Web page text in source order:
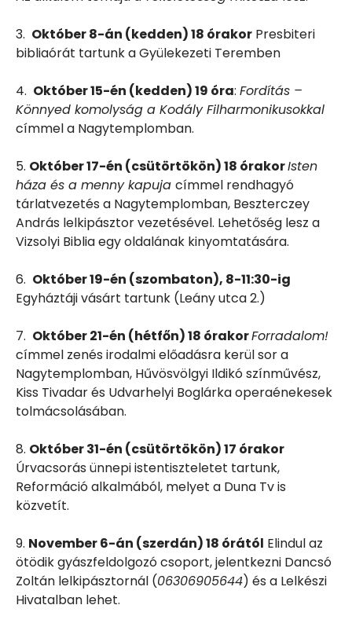
3. Október 8-án (kedden) 18 órakor Presbiteri
bibliaórát tartunk a Gyülekezeti Teremben
4. Október 15-én (kedden) 19 óra: Fordítás –
Könnyed komolyság a Kodály Filharmonikusokkal
címmel a Nagytemplomban.
5. Október 17-én (csütörtökön) 18 órakorIsten
háza és a menny kapuja címmel rendhagyó
tárlatvezetés a Nagytemplomban, Beszterczey
András lelkipásztor vezetésével. Lehetőség lesz a
Vizsolyi Biblia egy oldalának kinyomtatására.
6. Október 19-én (szombaton), 8-11:30-ig
Egyháztáji vásárt tartunk (Leány utca 2.)
7. Október 21-én (hétfőn) 18 órakorForradalom!
címmel zenés irodalmi előadásra kerül sor a
Nagytemplomban, Hűvösvölgyi Ildikó színművész,
Kiss Tivadar és Udvarhelyi Boglárka operaénekesek
tolmácsolásában.
8. Október 31-én (csütörtökön) 17 órakor
Úrvacsorás ünnepi istentiszteletet tartunk,
Reformáció alkalmából, melyet a Duna Tv is
közvetít.
9. November 6-án (szerdán) 18 órától Elindul az
ötödik gyászfeldolgozó csoport, jelentkezni Dancsó
Zoltán lelkipásztornál (06306905644) és a Lelkészi
Hivatalban lehet.